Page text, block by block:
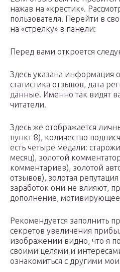
нажав на «крестик».
пользователя. Перейти в
на «стрелку» в панели:
Перед вами откроется
Здесь указана информация
статистика отзывов, дата
данные. Именно так видят
читатели.
Здесь же отображается
пункт 8), количество
есть четыре медали:
месяц), золотой
комментариев), золотой
отзывов), золотая
заработок они не влияют,
дополнение, мотивирующее
Рекомендуется заполнить
секретов увеличения
изображении видно, что я
своими целями и
ознакомиться с другими